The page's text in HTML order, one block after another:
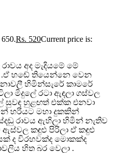
Rs. 520Current price is:
අද මැදියමේ මේ
හඬේ තියෙන්නෙ වෙන
හිමින්සැරේ කාමරේ
මිදුලේ රටා ඇඳලා ගස්වල
සුවඳ හුළඟත් එක්ක එනවා
හරියට මහා දුකකින්
රාවය ඇහිලා හිමින් නැතිව
කඳුළු පිරිලා ඒ කඳුළු
ද විරහවක්ද මොකක්ද
හිත බර වෙලා .